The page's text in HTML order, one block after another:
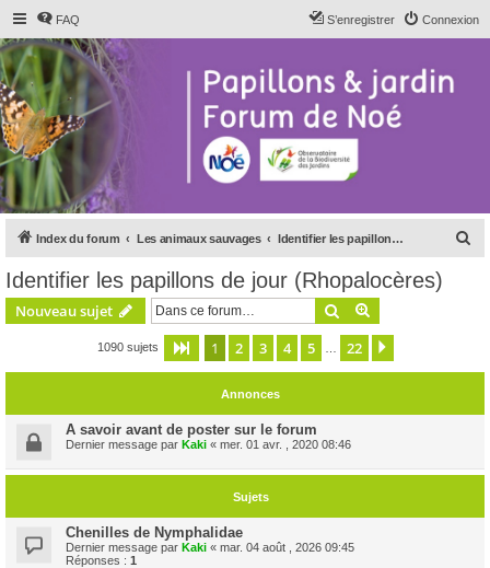
FAQ Connexion
S’enregistrer
Index du forum Les animaux sauvages Identifier les papillons de jour (Rhopalocères)
r
Identifier les papillons de jour (Rhopalocères)
Nouveau sujet Rechercher
1090 sujets Page 1sur22
1 2 3 4 5 22
Annonces
A savoir avant de poster sur le forum
Dernier message par Kaki « mer. 01 avr. , 2020 08:46
Sujets
Chenilles de Nymphalidae
Dernier message par Kaki « mar. 04 août , 2026 09:45
Réponses : 1